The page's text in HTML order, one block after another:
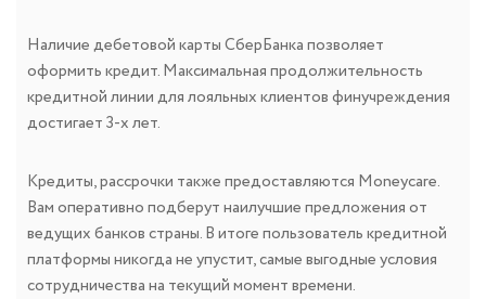
Наличие дебетовой карты СберБанка позволяет
оформить кредит. Максимальная продолжительность
кредитной линии для лояльных клиентов финучреждения
достигает 3-х лет.
Кредиты, рассрочки также предоставляются Moneycare.
Вам оперативно подберут наилучшие предложения от
ведущих банков страны. В итоге пользователь кредитной
платформы никогда не упустит, самые выгодные условия
сотрудничества на текущий момент времени.